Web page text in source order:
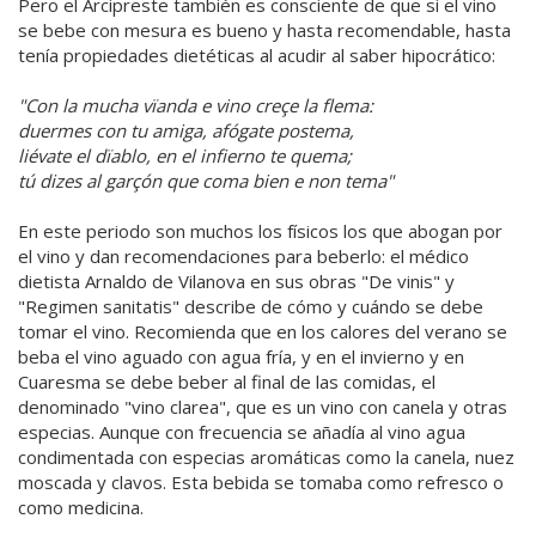
se bebe con mesura es bueno y hasta recomendable, hasta
tenía propiedades dietéticas al acudir al saber hipocrático:
"Con la mucha vïanda e vino creçe la flema:
duermes con tu amiga, afógate postema,
liévate el dïablo, en el infierno te quema;
tú dizes al garçón que coma bien e non tema"
En este periodo son muchos los físicos los que abogan por
el vino y dan recomendaciones para beberlo: el médico
dietista Arnaldo de Vilanova en sus obras "De vinis" y
"Regimen sanitatis" describe de cómo y cuándo se debe
tomar el vino. Recomienda que en los calores del verano se
beba el vino aguado con agua fría, y en el invierno y en
Cuaresma se debe beber al final de las comidas, el
denominado "vino clarea", que es un vino con canela y otras
especias. Aunque con frecuencia se añadía al vino agua
condimentada con especias aromáticas como la canela, nuez
moscada y clavos. Esta bebida se tomaba como refresco o
como medicina.